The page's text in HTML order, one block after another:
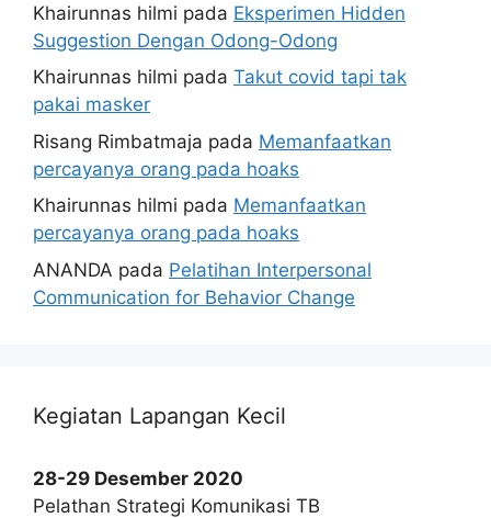
Khairunnas hilmi pada Eksperimen Hidden
Suggestion Dengan Odong-Odong
Khairunnas hilmi pada Takut covid tapi tak
pakai masker
Risang Rimbatmaja pada Memanfaatkan
percayanya orang pada hoaks
Khairunnas hilmi pada Memanfaatkan
percayanya orang pada hoaks
ANANDA pada Pelatihan Interpersonal
Communication for Behavior Change
Kegiatan Lapangan Kecil
28-29 Desember 2020
Pelathan Strategi Komunikasi TB